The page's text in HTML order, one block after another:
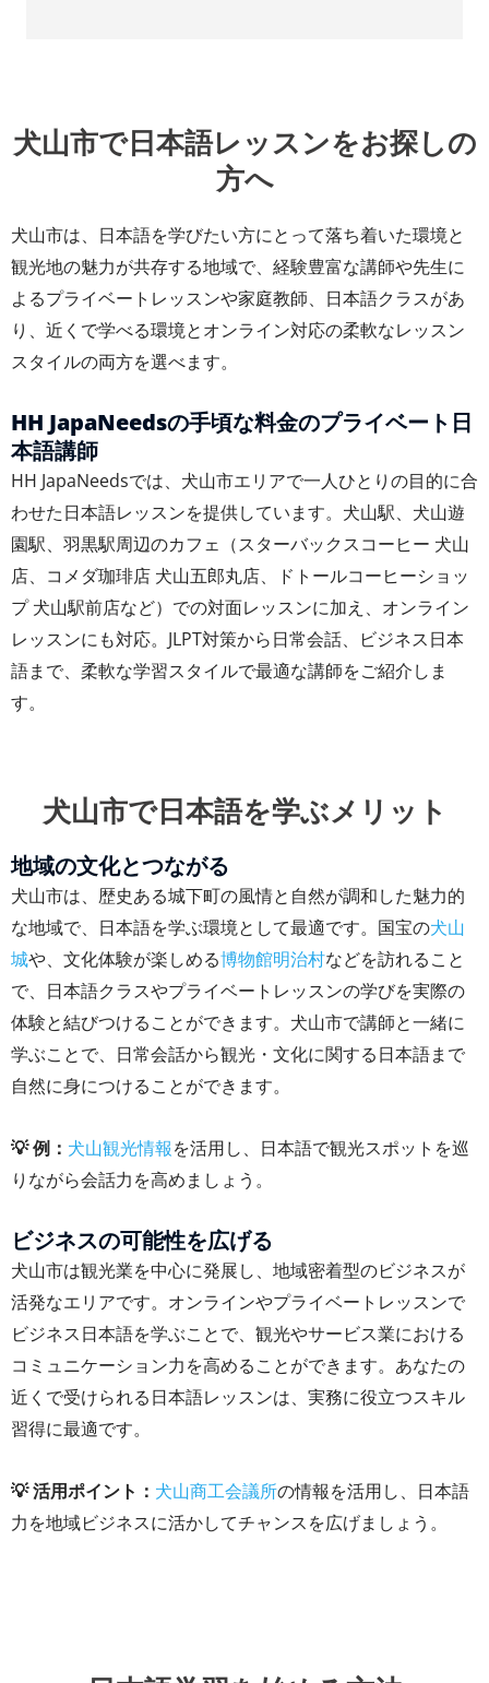
犬山市で日本語レッスンをお探しの
方へ
犬山市は、日本語を学びたい方にとって落ち着いた環境と
観光地の魅力が共存する地域で、経験豊富な講師や先生に
よるプライベートレッスンや家庭教師、日本語クラスがあ
り、近くで学べる環境とオンライン対応の柔軟なレッスン
スタイルの両方を選べます。
HH JapaNeedsの手頃な料金のプライベート日
本語講師
HH JapaNeedsでは、犬山市エリアで一人ひとりの目的に合
わせた日本語レッスンを提供しています。犬山駅、犬山遊
園駅、羽黒駅周辺のカフェ（スターバックスコーヒー 犬山
店、コメダ珈琲店 犬山五郎丸店、ドトールコーヒーショッ
プ 犬山駅前店など）での対面レッスンに加え、オンライン
レッスンにも対応。JLPT対策から日常会話、ビジネス日本
語まで、柔軟な学習スタイルで最適な講師をご紹介しま
す。
犬山市で日本語を学ぶメリット
地域の文化とつながる
犬山市は、歴史ある城下町の風情と自然が調和した魅力的
な地域で、日本語を学ぶ環境として最適です。国宝の犬山
城や、文化体験が楽しめる博物館明治村などを訪れること
で、日本語クラスやプライベートレッスンの学びを実際の
体験と結びつけることができます。犬山市で講師と一緒に
学ぶことで、日常会話から観光・文化に関する日本語まで
自然に身につけることができます。
💡 例： 犬山観光情報を活用し、日本語で観光スポットを巡
りながら会話力を高めましょう。
ビジネスの可能性を広げる
犬山市は観光業を中心に発展し、地域密着型のビジネスが
活発なエリアです。オンラインやプライベートレッスンで
ビジネス日本語を学ぶことで、観光やサービス業における
コミュニケーション力を高めることができます。あなたの
近くで受けられる日本語レッスンは、実務に役立つスキル
習得に最適です。
💡 活用ポイント： 犬山商工会議所の情報を活用し、日本語
力を地域ビジネスに活かしてチャンスを広げましょう。